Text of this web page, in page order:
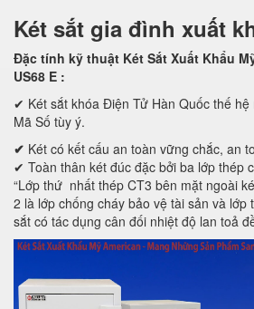
Két sắt gia đình xuất
Đặc tính kỹ thuật Két Sắt Xuất Khẩu
US68 E :
✔ Két sắt khóa Điện Tử Hàn Quốc thế hệ
Mã Số tùy ý.
✔ Két có kết cấu an toàn vững chắc, an
✔ Toàn thân két đúc đặc bởi ba lớp thép
“Lớp thứ nhất thép CT3 bên mặt ngoài
2 là lớp chống cháy bảo vệ tài sản và
sắt có tác dụng cân đối nhiệt độ lan toả